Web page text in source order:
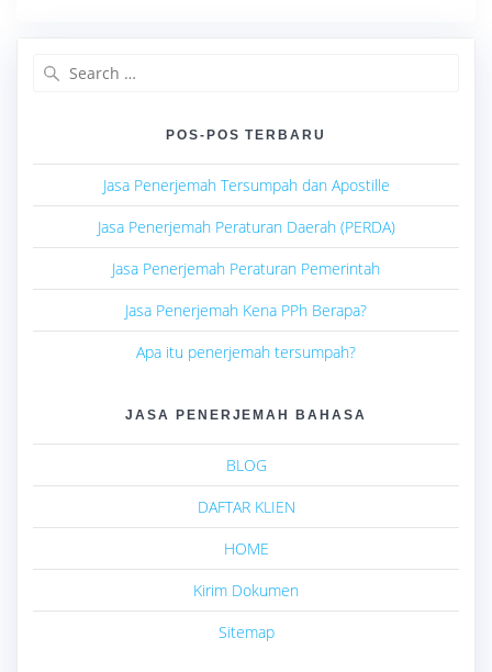
POS-POS TERBARU
Jasa Penerjemah Tersumpah dan Apostille
Jasa Penerjemah Peraturan Daerah (PERDA)
Jasa Penerjemah Peraturan Pemerintah
Jasa Penerjemah Kena PPh Berapa?
Apa itu penerjemah tersumpah?
JASA PENERJEMAH BAHASA
BLOG
DAFTAR KLIEN
HOME
Kirim Dokumen
Sitemap